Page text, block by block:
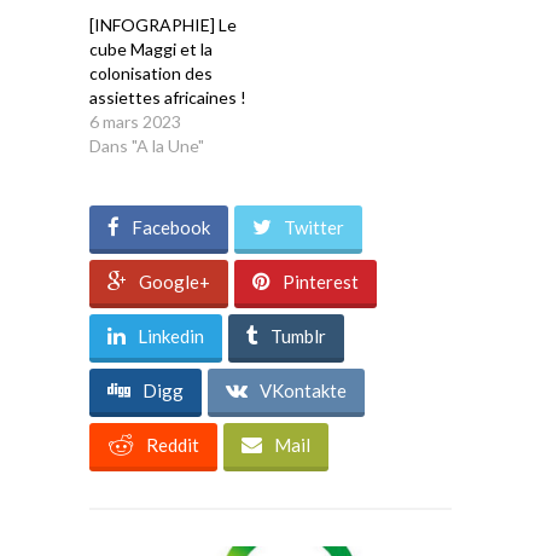
[INFOGRAPHIE] Le
cube Maggi et la
colonisation des
assiettes africaines !
6 mars 2023
Dans "A la Une"
Facebook Twitter
Google+ Pinterest
Linkedin Tumblr
Digg VKontakte
Reddit Mail